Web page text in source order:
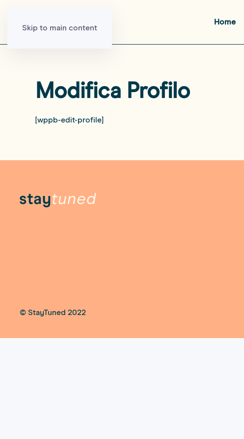
Skip to main content
Home
Modifica Profilo
[wppb-edit-profile]
© StayTuned 2022